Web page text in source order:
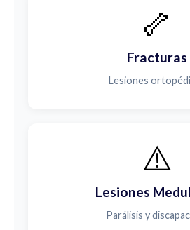
🦴
Fracturas
Lesiones
⚠️
Lesiones
Parálisis y